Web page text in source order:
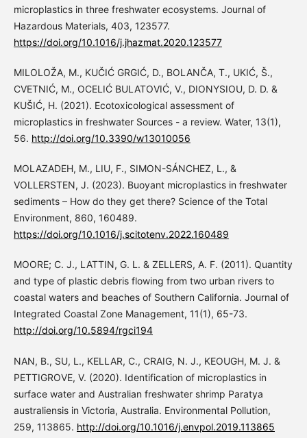
microplastics in three freshwater ecosystems. Journal of
Hazardous Materials, 403, 123577.
https://doi.org/10.1016/j.jhazmat.2020.123577
MILOLOŽA, M., KUČIĆ GRGIĆ, D., BOLANČA, T., UKIĆ, Š.,
CVETNIĆ, M., OCELIĆ BULATOVIĆ, V., DIONYSIOU, D. D. &
KUŠIĆ, H. (2021). Ecotoxicological assessment of
microplastics in freshwater Sources - a review. Water, 13(1),
56. http://doi.org/10.3390/w13010056
MOLAZADEH, M., LIU, F., SIMON-SÁNCHEZ, L., &
VOLLERSTEN, J. (2023). Buoyant microplastics in freshwater
sediments – How do they get there? Science of the Total
Environment, 860, 160489.
https://doi.org/10.1016/j.scitotenv.2022.160489
MOORE; C. J., LATTIN, G. L. & ZELLERS, A. F. (2011). Quantity
and type of plastic debris flowing from two urban rivers to
coastal waters and beaches of Southern California. Journal of
Integrated Coastal Zone Management, 11(1), 65-73.
http://doi.org/10.5894/rgci194
NAN, B., SU, L., KELLAR, C., CRAIG, N. J., KEOUGH, M. J. &
PETTIGROVE, V. (2020). Identification of microplastics in
surface water and Australian freshwater shrimp Paratya
australiensis in Victoria, Australia. Environmental Pollution,
259, 113865. http://doi.org/10.1016/j.envpol.2019.113865